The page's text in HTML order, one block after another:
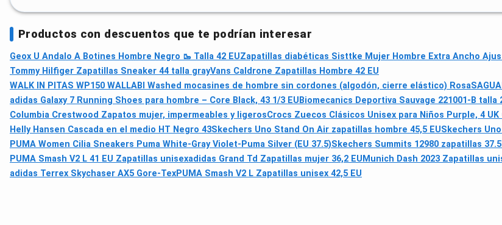
Productos con descuentos que te podrían interesar
Geox U Andalo A Botines Hombre Negro 🥾 Talla 42 EUZapatillas diabéticas Sisttke Mujer Hombre Extra Ancho
Tommy Hilfiger Zapatillas Sneaker 44 talla grayVans Caldrone Zapatillas Hombre 42 EU
WALK IN PITAS WP150 WALLABI Washed mocasines de hombre sin cordones (algodón, cierre elástico) Rosa
adidas Galaxy 7 Running Shoes para hombre – Core Black, 43 1/3 EU Biomecanics Deportiva Sauvage 221001-B
Columbia Crestwood Zapatos mujer, impermeables y ligerosCrocs Zuecos Clásicos Unisex para Niños Purple, 4 UK
Helly Hansen Cascada en el medio HT Negro 43Skechers Uno Stand On Air zapatillas hombre 45,5 EUSkechers
PUMA Women Cilia Sneakers Puma White-Gray Violet-Puma Silver (EU 37.5)Skechers Summits 12980 zapatillas 37.5
PUMA Smash V2 L 41 EU Zapatillas unisexadidas Grand Td Zapatillas mujer 36,2 EU Munich Dash 2023 Zapatillas
adidas Terrex Skychaser AX5 Gore-TexPUMA Smash V2 L Zapatillas unisex 42,5 EU